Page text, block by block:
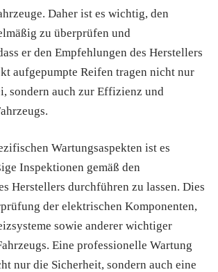
Daher ist es wichtig, den
zu überprüfen und
er den Empfehlungen des Herstellers
aufgepumpte Reifen tragen nicht nur
sondern auch zur Effizienz und
Wartungsaspekten ist es
Inspektionen gemäß den
Herstellers durchführen zu lassen. Dies
der elektrischen Komponenten,
sowie anderer wichtiger
Eine professionelle Wartung
nur die Sicherheit, sondern auch eine